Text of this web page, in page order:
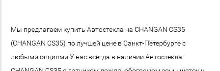
Мы предлагаем купить Автостекла на CHANGAN CS35
(CHANGAN CS35) по лучшей цене в Санкт-Петербурге с
любыми опциями.У нас всегда в наличии Автостекла